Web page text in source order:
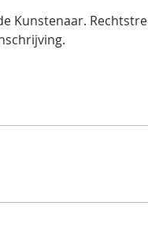
Kunstenaar.